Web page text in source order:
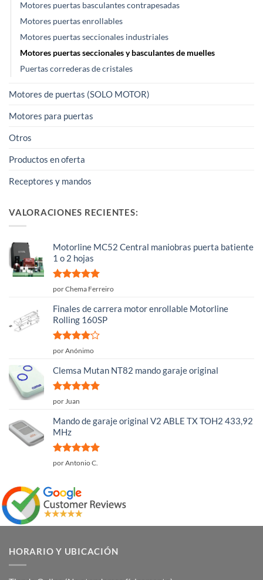
Motores puertas basculantes contrapesadas
Motores puertas enrollables
Motores puertas seccionales industriales
Motores puertas seccionales y basculantes de muelles
Puertas correderas de cristales
Motores de puertas (SOLO MOTOR)
Motores para puertas
Otros
Productos en oferta
Receptores y mandos
VALORACIONES RECIENTES:
Motorline MC52 Central maniobras puerta batiente
1 o 2 hojas
Valorado
por Chema Ferreiro
Finales de carrera motor enrollable Motorline
Rolling 160SP
Valorado
5
por Anónimo
Clemsa Mutan NT82 mando garaje original
Valorado
por Juan
Mando de garaje original V2 ABLE TX TOH2 433,92
MHz
Valorado
por Antonio C.
HORARIO Y UBICACIÓN